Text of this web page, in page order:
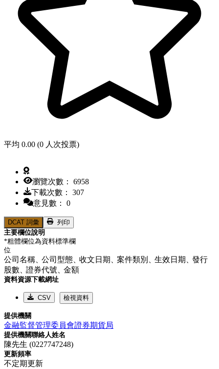
平均 0.00 (0 人次投票)
瀏覽次數： 6958
下載次數： 307
意見數： 0
DCAT 詞彙
列印
主要欄位說明
*粗體欄位為資料標準欄
位
公司名稱、公司型態、收文日期、案件類別、生效日期、發行
股數、證券代號、金額
資料資源下載網址
CSV 檢視資料
提供機關
金融監督管理委員會證券期貨局
提供機關聯絡人姓名
陳先生 (0227747248)
更新頻率
不定期更新